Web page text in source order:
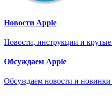
Новости Apple
Новости, инструкции и
Обсуждаем Apple
Обсуждаем новости и